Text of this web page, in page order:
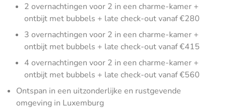
2 overnachtingen voor 2 in een charme-kamer +
ontbijt met bubbels + late check-out vanaf €280
3 overnachtingen voor 2 in een charme-kamer +
ontbijt met bubbels + late check-out vanaf €415
4 overnachtingen voor 2 in een charme-kamer +
ontbijt met bubbels + late check-out vanaf €560
Ontspan in een uitzonderlijke en rustgevende
omgeving in Luxemburg